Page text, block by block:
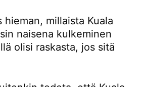
millaista Kuala
naisena kulkeminen
olisi raskasta, jos sitä